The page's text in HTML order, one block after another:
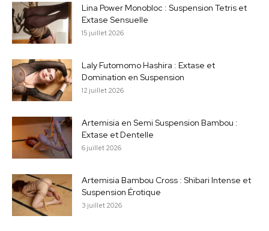
Lina Power Monobloc : Suspension Tetris et
Extase Sensuelle
15 juillet 2026
Laly Futomomo Hashira : Extase et
Domination en Suspension
12 juillet 2026
Artemisia en Semi Suspension Bambou :
Extase et Dentelle
6 juillet 2026
Artemisia Bambou Cross : Shibari Intense et
Suspension Érotique
3 juillet 2026